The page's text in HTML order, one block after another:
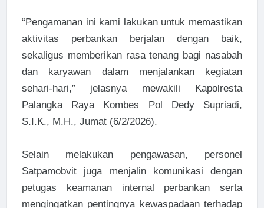
“Pengamanan ini kami lakukan untuk memastikan
aktivitas perbankan berjalan dengan baik,
sekaligus memberikan rasa tenang bagi nasabah
dan karyawan dalam menjalankan kegiatan
sehari-hari,” jelasnya mewakili Kapolresta
Palangka Raya Kombes Pol Dedy Supriadi,
S.I.K., M.H., Jumat (6/2/2026).
Selain melakukan pengawasan, personel
Satpamobvit juga menjalin komunikasi dengan
petugas keamanan internal perbankan serta
mengingatkan pentingnya kewaspadaan terhadap